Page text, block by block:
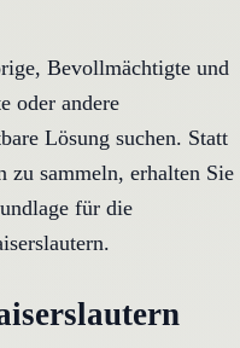
Bevollmächtigte und
oder andere
Lösung suchen. Statt
zu sammeln, erhalten Sie
für die